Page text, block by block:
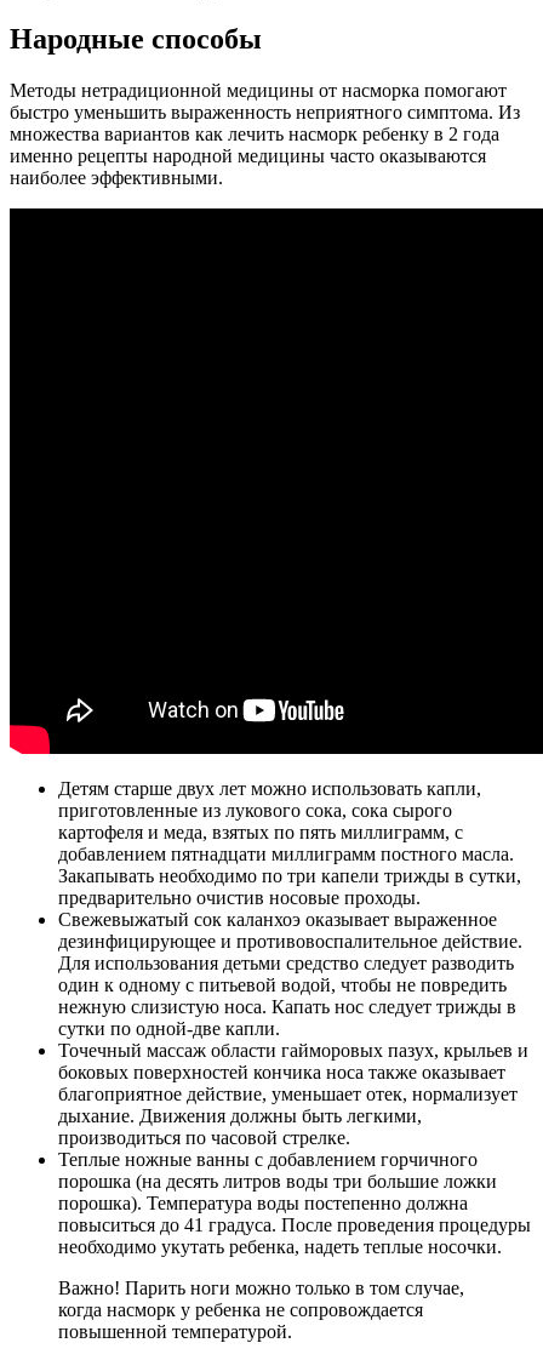
Народные способы
Методы нетрадиционной медицины от насморка помогают
быстро уменьшить выраженность неприятного симптома. Из
множества вариантов как лечить насморк ребенку в 2 года
именно рецепты народной медицины часто оказываются
наиболее эффективными.
Детям старше двух лет можно использовать капли,
приготовленные из лукового сока, сока сырого
картофеля и меда, взятых по пять миллиграмм, с
добавлением пятнадцати миллиграмм постного масла.
Закапывать необходимо по три капели трижды в сутки,
предварительно очистив носовые проходы.
Свежевыжатый сок каланхоэ оказывает выраженное
дезинфицирующее и противовоспалительное действие.
Для использования детьми средство следует разводить
один к одному с питьевой водой, чтобы не повредить
нежную слизистую носа. Капать нос следует трижды в
сутки по одной-две капли.
Точечный массаж области гайморовых пазух, крыльев и
боковых поверхностей кончика носа также оказывает
благоприятное действие, уменьшает отек, нормализует
дыхание. Движения должны быть легкими,
производиться по часовой стрелке.
Теплые ножные ванны с добавлением горчичного
порошка (на десять литров воды три большие ложки
порошка). Температура воды постепенно должна
повыситься до 41 градуса. После проведения процедуры
необходимо укутать ребенка, надеть теплые носочки.
Важно! Парить ноги можно только в том случае,
когда насморк у ребенка не сопровождается
повышенной температурой.